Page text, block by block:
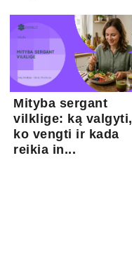
Mityba sergant
vilklige: ką valgyti,
ko vengti ir kada
reikia in...